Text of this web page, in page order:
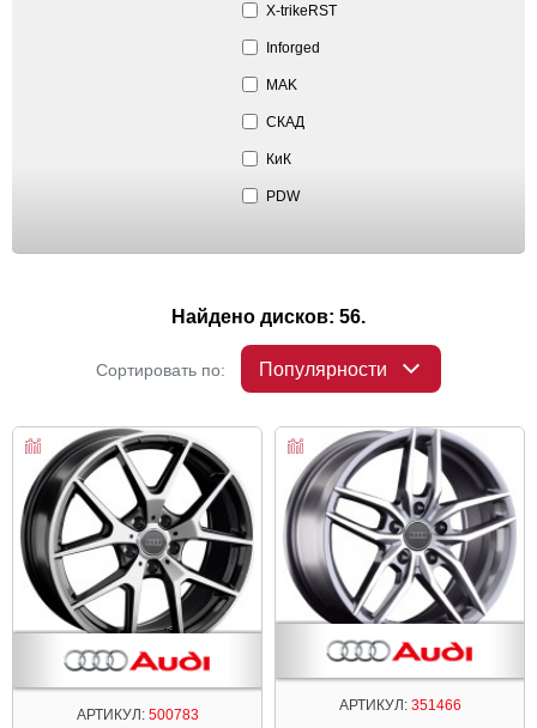
X-trikeRST
Inforged
MAK
СКАД
КиК
PDW
Найдено дисков: 56.
Сортировать по: Популярности
АРТИКУЛ:500783
АРТИКУЛ:351466